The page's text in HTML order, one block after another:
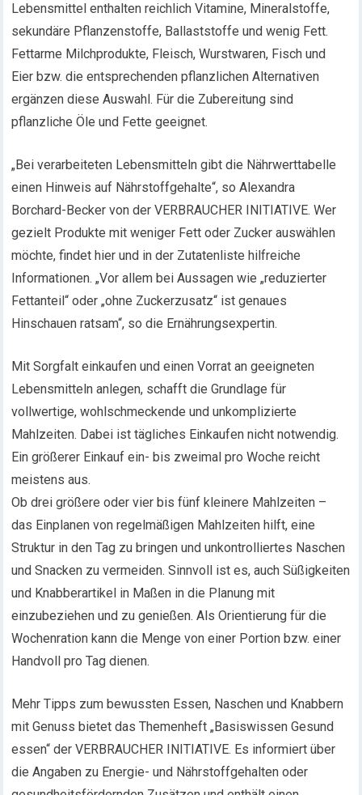
Lebensmittel enthalten reichlich Vitamine, Mineralstoffe,
sekundäre Pflanzenstoffe, Ballaststoffe und wenig Fett.
Fettarme Milchprodukte, Fleisch, Wurstwaren, Fisch und
Eier bzw. die entsprechenden pflanzlichen Alternativen
ergänzen diese Auswahl. Für die Zubereitung sind
pflanzliche Öle und Fette geeignet.
„Bei verarbeiteten Lebensmitteln gibt die Nährwerttabelle
einen Hinweis auf Nährstoffgehalte“, so Alexandra
Borchard-Becker von der VERBRAUCHER INITIATIVE. Wer
gezielt Produkte mit weniger Fett oder Zucker auswählen
möchte, findet hier und in der Zutatenliste hilfreiche
Informationen. „Vor allem bei Aussagen wie „reduzierter
Fettanteil“ oder „ohne Zuckerzusatz“ ist genaues
Hinschauen ratsam“, so die Ernährungsexpertin.
Mit Sorgfalt einkaufen und einen Vorrat an geeigneten
Lebensmitteln anlegen, schafft die Grundlage für
vollwertige, wohlschmeckende und unkomplizierte
Mahlzeiten. Dabei ist tägliches Einkaufen nicht notwendig.
Ein größerer Einkauf ein- bis zweimal pro Woche reicht
meistens aus.
Ob drei größere oder vier bis fünf kleinere Mahlzeiten –
das Einplanen von regelmäßigen Mahlzeiten hilft, eine
Struktur in den Tag zu bringen und unkontrolliertes Naschen
und Snacken zu vermeiden. Sinnvoll ist es, auch Süßigkeiten
und Knabberartikel in Maßen in die Planung mit
einzubeziehen und zu genießen. Als Orientierung für die
Wochenration kann die Menge von einer Portion bzw. einer
Handvoll pro Tag dienen.
Mehr Tipps zum bewussten Essen, Naschen und Knabbern
mit Genuss bietet das Themenheft „Basiswissen Gesund
essen“ der VERBRAUCHER INITIATIVE. Es informiert über
die Angaben zu Energie- und Nährstoffgehalten oder